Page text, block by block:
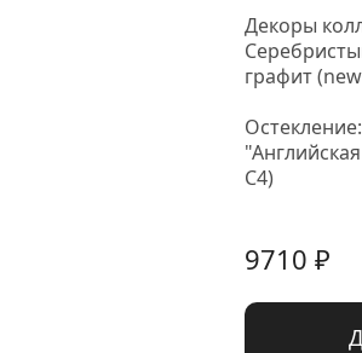
Декоры
графит
С4)
9710 ₽